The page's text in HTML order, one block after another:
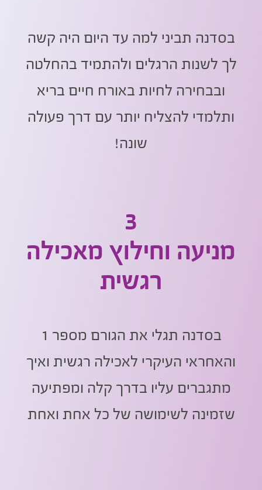
בסדנה תביני למה עד היום היה קשה
לך לשנות הרגלים ולהתמיד בהחלטה
ובבחירה לחיות באורח חיים בריא
ותלמדי להצליח יותר עם דרך פעולה
שונה!
3
מניעה וחילוץ מאכילה
רגשית
בסדנה תגלי את הגורם מספר 1
והאחראי העיקרי לאכילה רגשית ואיך
מתגברים עליו בדרך קלה ומפתיעה
שזמינה לשימושה של כל אחת ואחת